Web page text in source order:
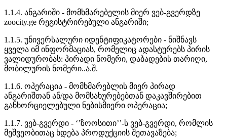
1.1.4. ანგარიში - მომხმარებელის მიერ ვებ-გვერდზე
zoocity.ge რეგისტრირებული ანგარიში;
1.1.5. უნივერსალური იდენტიფიკატორები - ნიშნავს
ყველა იმ ინფორმაციას, რომელიც ადასტურებს პირის
ვალიდურობას: პირადი ნომერი, დაბადების თარიღი,
მობილურის ნომერი..ა.შ.
1.1.6. ოპერაცია - მომხმარებლის მიერ პირად
ანგარიშთან ან/და მომსახურებებთან დაკავშირებით
განხორციელებული ნებისმიერი ოპერაცია;
1.1.7. ვებ-გვერდი - ‘’ზოოსითი’’-ს ვებ-გვერდი, რომლის
მეშვეობითაც ხდება პროდუქციის შეთავაზება;